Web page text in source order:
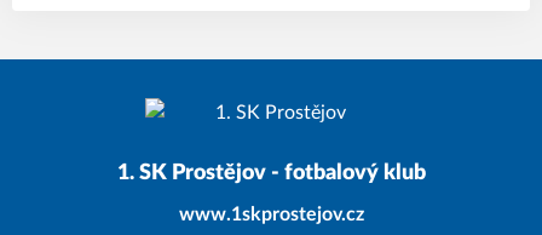
1. SK Prostějov - fotbalový klub
www.1skprostejov.cz